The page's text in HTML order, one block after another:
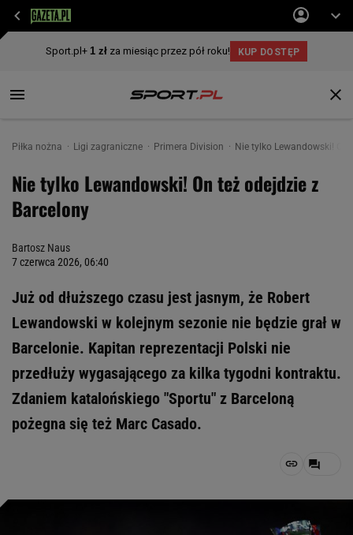
Piłka nożna Ligi zagraniczne Primera Division Nie tylko Lewandowski! On
Nie tylko Lewandowski! On też odejdzie z
Barcelony
Bartosz Naus
7 czerwca 2026, 06:40
Już od dłuższego czasu jest jasnym, że Robert
Lewandowski w kolejnym sezonie nie będzie grał w
Barcelonie. Kapitan reprezentacji Polski nie
przedłuży wygasającego za kilka tygodni kontraktu.
Zdaniem katalońskiego "Sportu" z Barceloną
pożegna się też Marc Casado.